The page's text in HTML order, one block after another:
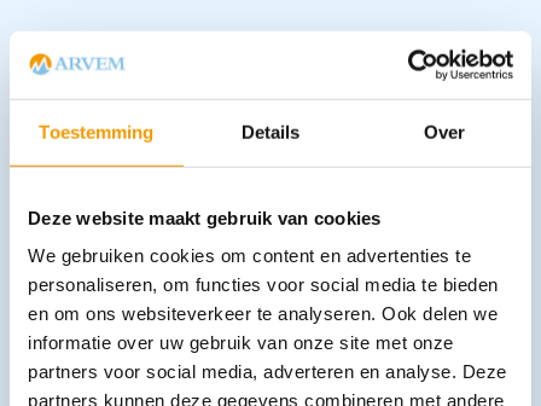
Toestemming Details Over
Deze website maakt gebruik van cookies
We gebruiken cookies om content en advertenties te
personaliseren, om functies voor social media te bieden
en om ons websiteverkeer te analyseren. Ook delen we
informatie over uw gebruik van onze site met onze
partners voor social media, adverteren en analyse. Deze
partners kunnen deze gegevens combineren met andere
Andere producten in deze
categorie: